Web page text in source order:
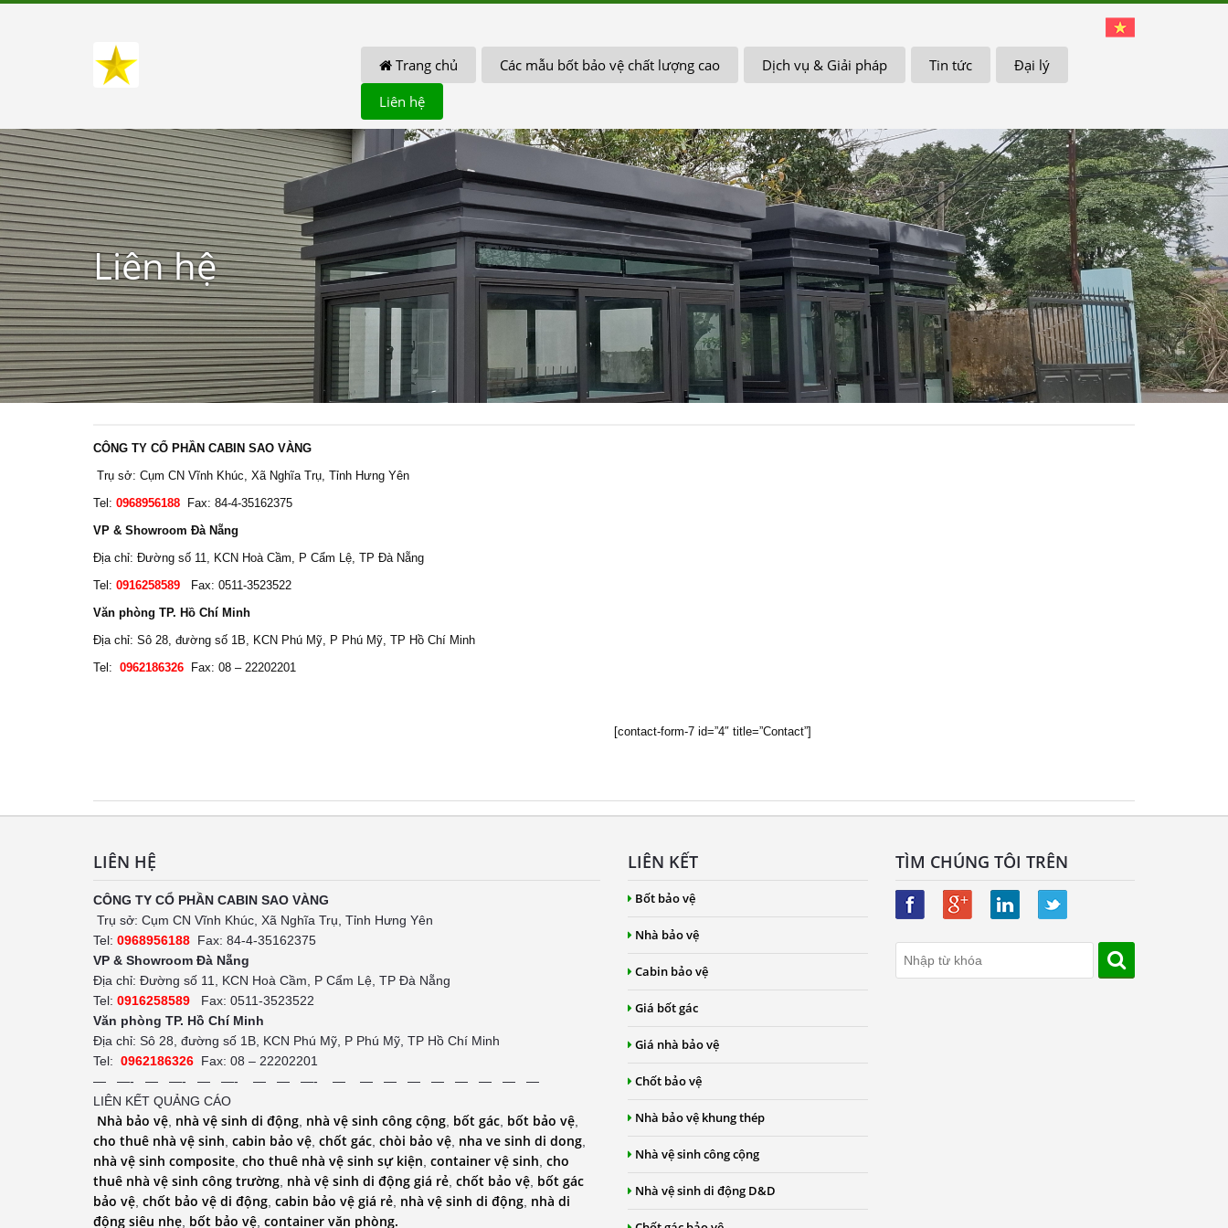
Trang chủ Các mẫu bốt bảo vệ chất lượng cao Dịch vụ & Giải pháp Tin tức
Đại lý
Liên hệ
Liên hệ
CÔNG TY CỔ PHẦN CABIN SAO VÀNG
Trụ sở: Cụm CN Vĩnh Khúc, Xã Nghĩa Trụ, Tỉnh Hưng Yên
Tel: 0968956188 Fax: 84-4-35162375
VP & Showroom Đà Nẵng
Địa chỉ: Đường số 11, KCN Hoà Cầm, P Cẩm Lệ, TP Đà Nẵng
Tel: 0916258589 Fax: 0511-3523522
Văn phòng TP. Hồ Chí Minh
Địa chỉ: Sô 28, đường số 1B, KCN Phú Mỹ, P Phú Mỹ, TP Hồ Chí Minh
Tel: 0962186326 Fax: 08 – 22202201
[contact-form-7 id=”4″ title=”Contact”]
LIÊN HỆ
CÔNG TY CỔ PHẦN CABIN SAO VÀNG
Trụ sở: Cụm CN Vĩnh Khúc, Xã Nghĩa Trụ, Tỉnh Hưng Yên
Tel: 0968956188 Fax: 84-4-35162375
VP & Showroom Đà Nẵng
Địa chỉ: Đường số 11, KCN Hoà Cầm, P Cẩm Lệ, TP Đà Nẵng
Tel: 0916258589 Fax: 0511-3523522
Văn phòng TP. Hồ Chí Minh
Địa chỉ: Sô 28, đường số 1B, KCN Phú Mỹ, P Phú Mỹ, TP Hồ Chí Minh
Tel: 0962186326 Fax: 08 – 22202201
— —- — —- — —- — — —- — — — — — — — — —
LIÊN KẾT QUẢNG CÁO
Nhà bảo vệ nhà vệ sinh di động nhà vệ sinh công cộng bốt gác bốt bảo vệ
cho thuê nhà vệ sinh cabin bảo vệ chốt gác chòi bảo vệ nha ve sinh di dong
nhà vệ sinh composite cho thuê nhà vệ sinh sự kiện container vệ sinh cho
thuê nhà vệ sinh công trường nhà vệ sinh di động giá rẻ chốt bảo vệ bốt gác
bảo vệ chốt bảo vệ di động cabin bảo vệ giá rẻ nhà vệ sinh di động nhà di
động siêu nhẹ bốt bảo vệ container văn phòng.
LIÊN KẾT
Bốt bảo vệ
Nhà bảo vệ
Cabin bảo vệ
Giá bốt gác
Giá nhà bảo vệ
Chốt bảo vệ
Nhà bảo vệ khung thép
Nhà vệ sinh công cộng
Nhà vệ sinh di động D&D
TÌM CHÚNG TÔI TRÊN